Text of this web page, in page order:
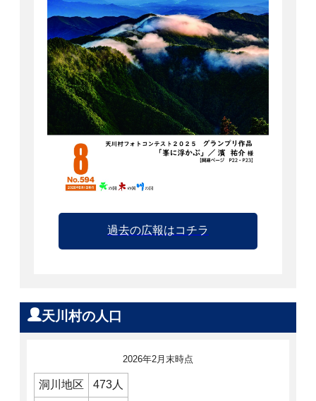
過去の広報はコチラ
天川村の人口
2026年2月末時点
洞川地区
473人